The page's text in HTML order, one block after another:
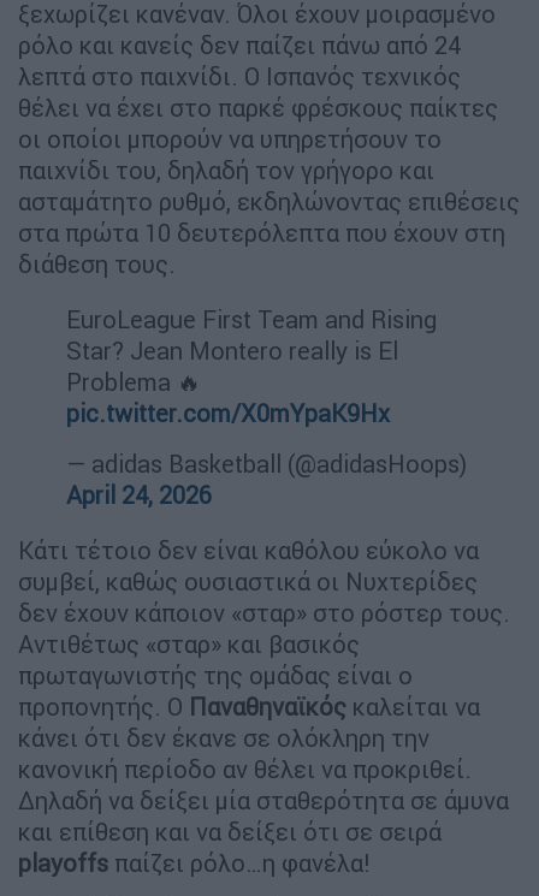
ξεχωρίζει κανέναν. Όλοι έχουν μοιρασμένο
ρόλο και κανείς δεν παίζει πάνω από 24
λεπτά στο παιχνίδι. Ο Ισπανός τεχνικός
θέλει να έχει στο παρκέ φρέσκους παίκτες
οι οποίοι μπορούν να υπηρετήσουν το
παιχνίδι του, δηλαδή τον γρήγορο και
ασταμάτητο ρυθμό, εκδηλώνοντας επιθέσεις
στα πρώτα 10 δευτερόλεπτα που έχουν στη
διάθεση τους.
EuroLeague First Team and Rising
Star? Jean Montero really is El
Problema 🔥
pic.twitter.com/X0mYpaK9Hx
— adidas Basketball (@adidasHoops)
April 24, 2026
Κάτι τέτοιο δεν είναι καθόλου εύκολο να
συμβεί, καθώς ουσιαστικά οι Νυχτερίδες
δεν έχουν κάποιον «σταρ» στο ρόστερ τους.
Αντιθέτως «σταρ» και βασικός
πρωταγωνιστής της ομάδας είναι ο
προπονητής. Ο Παναθηναϊκός καλείται να
κάνει ότι δεν έκανε σε ολόκληρη την
κανονική περίοδο αν θέλει να προκριθεί.
Δηλαδή να δείξει μία σταθερότητα σε άμυνα
και επίθεση και να δείξει ότι σε σειρά
playoffs παίζει ρόλο…η φανέλα!